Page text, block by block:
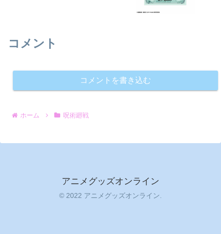
コメント
コメントを書き込む
ホーム 呪術廻戦
アニメグッズオンライン
© 2022 アニメグッズオンライン.